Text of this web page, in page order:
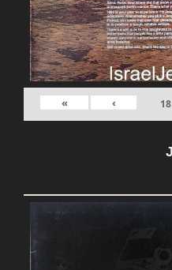
18
›
»